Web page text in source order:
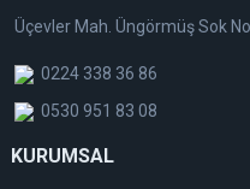
Üçevler Mah. Üngörmüş Sok
0224 338 36 86
0530 951 83 08
KURUMSAL